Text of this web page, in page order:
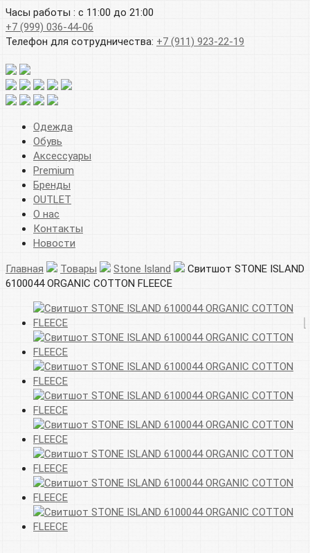
Часы работы : с 11:00 до 21:00
+7 (999) 036-44-06
Телефон для сотрудничества: +7 (911) 923-22-19
Одежда
Обувь
Аксессуары
Premium
Бренды
OUTLET
О нас
Контакты
Новости
Главная Товары Stone Island
Свитшот STONE ISLAND
6100044 ORGANIC COTTON FLEECE